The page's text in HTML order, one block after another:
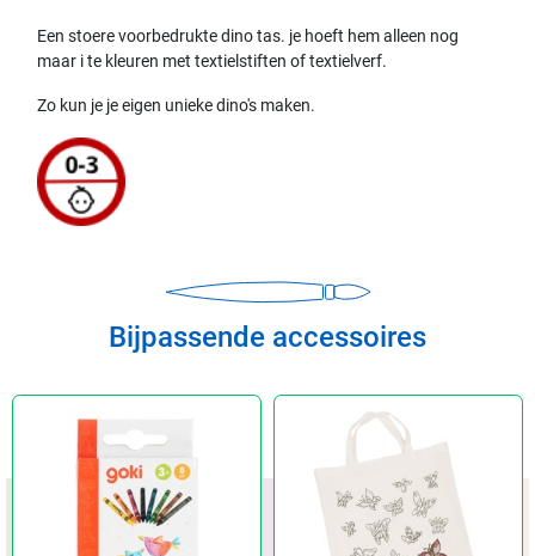
Een stoere voorbedrukte dino tas. je hoeft hem alleen nog
maar i te kleuren met textielstiften of textielverf.
Zo kun je je eigen unieke dino's maken.
Bijpassende accessoires